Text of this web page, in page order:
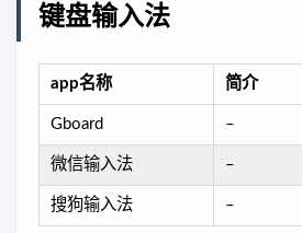
键盘输入法
app名称 简介
Gboard –
微信输入法 –
搜狗输入法 –